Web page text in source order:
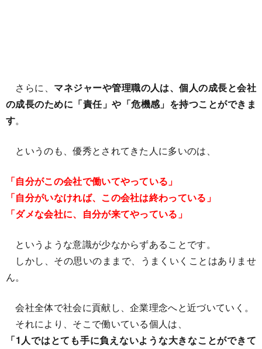
さらに、 マネジャーや管理職の人は、個人の成長と会社
の成長のために「責任」や「危機感」を持つことができま
す。
というのも、優秀とされてきた人に多いのは、
「自分がこの会社で働いてやっている」
「自分がいなければ、この会社は終わっている」
「ダメな会社に、自分が来てやっている」
というような意識が少なからずあることです。
しかし、その思いのままで、うまくいくことはありませ
ん。
会社全体で社会に貢献し、企業理念へと近づいていく。
それにより、そこで働いている個人は、
「1人ではとても手に負えないような大きなことができて